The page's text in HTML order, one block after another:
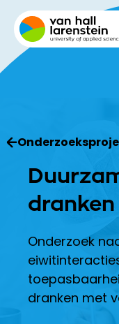
dranken
Onderzoek
dranken met